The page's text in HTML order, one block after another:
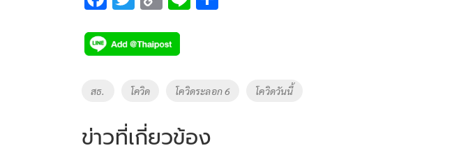
e
b
k
tt
er
p
y
Li
k
Tags
สธ. โควิด โควิดระลอก 6 โควิดวันนี้
ข่าวที่เกี่ยวข้อง